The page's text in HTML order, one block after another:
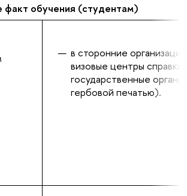
обучения (студентам)
в сторонние
визовые центры справки,
государственные органы,
гербовой печатью).